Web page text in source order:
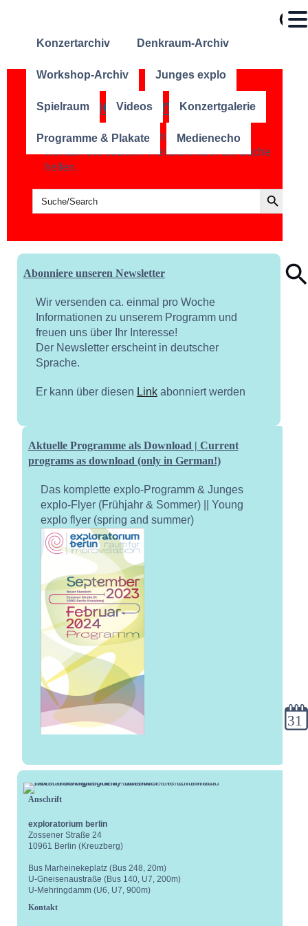
Konzertarchiv Denkraum-Archiv
Workshop-Archiv Junges explo
Spielraum Videos Konzertgalerie
Programme & Plakate Medienecho
Nichts gefunden?
Es scheint, dass wir nicht finden können,
wonach Sie suchen. Vielleicht kann die Suche
helfen.
Search
for:
Search Button
Abonniere unseren Newsletter
Wir versenden ca. einmal pro Woche
Informationen zu unserem Programm und
freuen uns über Ihr Interesse!
Der Newsletter erscheint in deutscher
Sprache.
Er kann über diesen Linkabonniert werden
Aktuelle Programme als Download | Current
programs as download (only in German!)
Das komplette explo-Programm & Junges
explo-Flyer (Frühjahr & Sommer) || Young
explo flyer (spring and summer)
Anschrift
exploratorium berlin
Zossener Straße 24
10961 Berlin (Kreuzberg)
Bus Marheinekeplatz (Bus 248, 20m)
U-Gneisenaustraße (Bus 140, U7, 200m)
U-Mehringdamm (U6, U7, 900m)
Kontakt